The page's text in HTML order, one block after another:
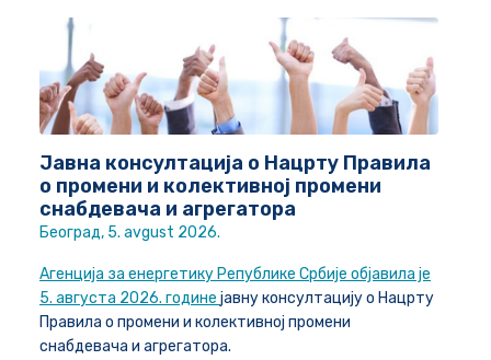
Јавна консултација о Нацрту Правила
о промени и колективној промени
снабдевача и агрегатора
Београд, 5. avgust 2026.
Агенција за енергетику Републике Србије објавила је
5. августа 2026. године јавну консултацију о Нацрту
Правила о промени и колективној промени
снабдевача и агрегатора.